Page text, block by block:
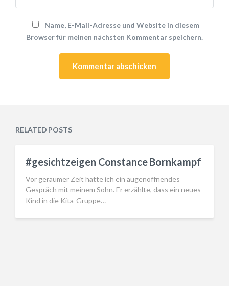
Name, E-Mail-Adresse und Website in diesem
Browser für meinen nächsten Kommentar speichern.
RELATED POSTS
#gesichtzeigen Constance Bornkampf
Vor geraumer Zeit hatte ich ein augenöffnendes
Gespräch mit meinem Sohn. Er erzählte, dass ein neues
Kind in die Kita-Gruppe…